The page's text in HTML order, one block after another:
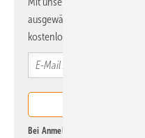
ausgewählte Informationen
kostenlos direkt ins Postfach.
Bei Anmeldung zu diesem